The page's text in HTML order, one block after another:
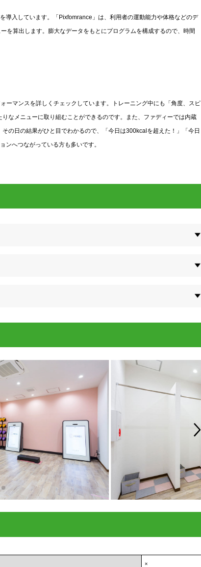
導入しています。「Pixfomrance」は、利用者の運動能力や体格などのデ
を算出します。膨大なデータをもとにプログラムを構成するので、時間
ーマンスを詳しくチェックしています。トレーニング中にも「角度、スピ
なメニューに取り組むことができるのです。また、ファディーでは内蔵
の日の結果がひと目でわかるので、「今日は300kcalを超えた！」「今日
へつながっている方も多いです。
×